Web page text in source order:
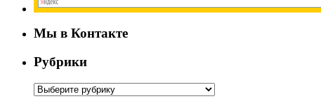
Мы в Контакте
Рубрики
Рубрики